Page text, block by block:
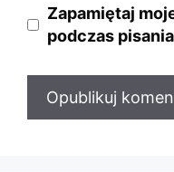
Zapamiętaj
podczas